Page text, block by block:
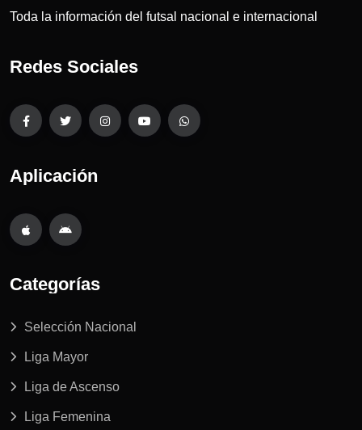
Toda la información del futsal nacional e internacional
Redes Sociales
Aplicación
Categorías
Selección Nacional
Liga Mayor
Liga de Ascenso
Liga Femenina